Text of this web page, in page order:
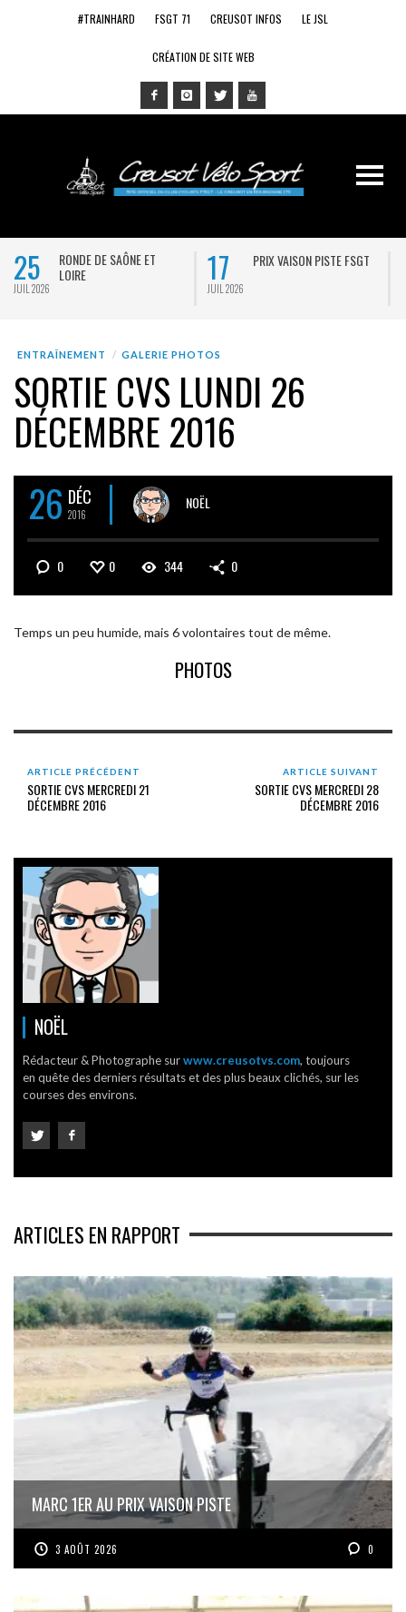
#TRAINHARD FSGT 71 CREUSOT INFOS LE JSL
CRÉATION DE SITE WEB
25
JUIL 2026
RONDE DE SAÔNE ET
LOIRE
17
JUIL 2026
PRIX VAISON PISTE FSGT
ENTRAÎNEMENT GALERIE PHOTOS
SORTIE CVS LUNDI 26
DÉCEMBRE 2016
26 DÉC
2016
NOËL
0 0 344 0
Temps un peu humide, mais 6 volontaires tout de même.
PHOTOS
ARTICLE PRÉCÉDENT
SORTIE CVS MERCREDI 21
DÉCEMBRE 2016
ARTICLE SUIVANT
SORTIE CVS MERCREDI 28
DÉCEMBRE 2016
NOËL
Rédacteur & Photographe surwww.creusotvs.com, toujours
en quête des derniers résultats et des plus beaux clichés, sur les
courses des environs.
ARTICLES EN RAPPORT
MARC 1ER AU PRIX VAISON PISTE
3 AOÛT 2026 0